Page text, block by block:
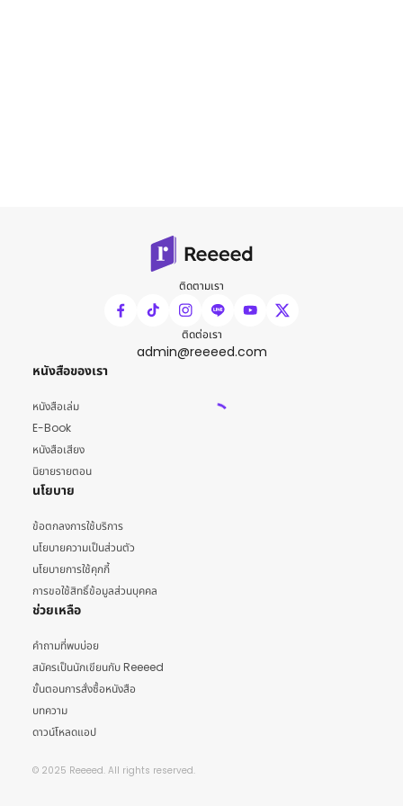
ติดตามเรา
ติดต่อเรา
admin@reeeed.com
หนังสือของเรา
หนังสือเล่ม
E-Book
หนังสือเสียง
นิยายรายตอน
นโยบาย
ข้อตกลงการใช้บริการ
นโยบายความเป็นส่วนตัว
นโยบายการใช้คุกกี้
การขอใช้สิทธิ์ข้อมูลส่วนบุคคล
ช่วยเหลือ
คำถามที่พบบ่อย
สมัครเป็นนักเขียนกับ Reeeed
ขั้นตอนการสั่งซื้อหนังสือ
บทความ
ดาวน์โหลดแอป
© 2025 Reeeed. All rights reserved.